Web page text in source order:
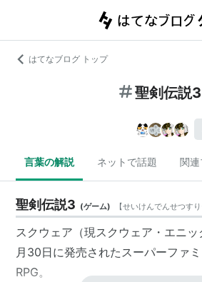
はてなブログ トップ
聖剣伝説3
言葉の解説 ネットで話題 関
聖剣伝説3 (ゲーム) 【せいけんでんせつす
スクウェア （現スクウェア・エニッ
月30日に発売されたスーパーファ
RPG。